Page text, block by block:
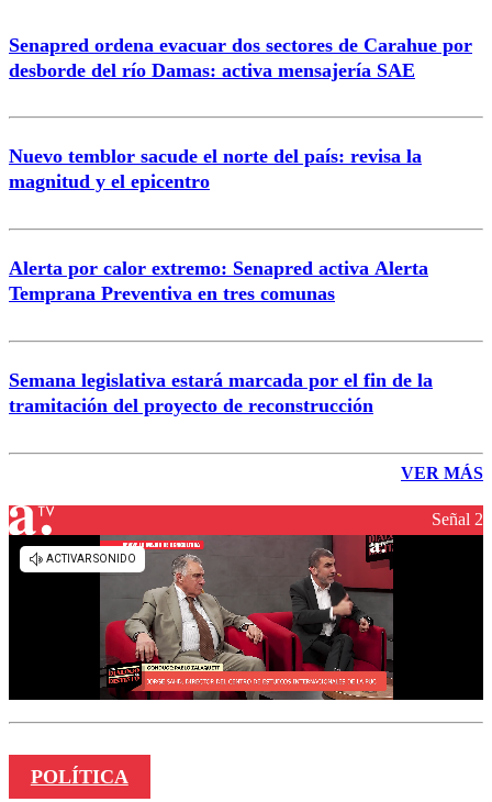
Senapred ordena evacuar dos sectores de Carahue por
desborde del río Damas: activa mensajería SAE
Nuevo temblor sacude el norte del país: revisa la
magnitud y el epicentro
Alerta por calor extremo: Senapred activa Alerta
Temprana Preventiva en tres comunas
Semana legislativa estará marcada por el fin de la
tramitación del proyecto de reconstrucción
VER MÁS
Señal 2
POLÍTICA